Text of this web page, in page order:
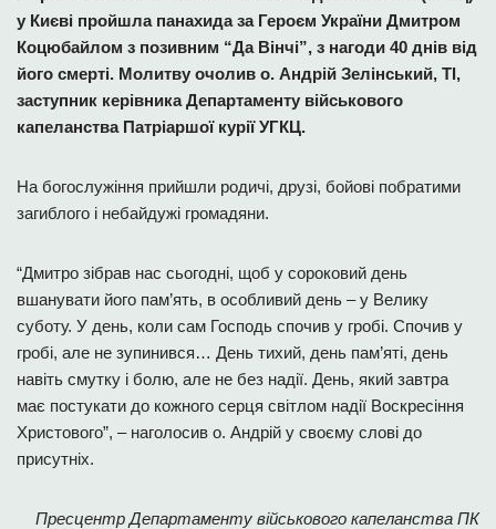
у Києві пройшла панахида за Героєм України Дмитром
Коцюбайлом з позивним “Да Вінчі”, з нагоди 40 днів від
його смерті. Молитву очолив о. Андрій Зелінський, ТІ,
заступник керівника Департаменту військового
капеланства Патріаршої курії УГКЦ.
На богослужіння прийшли родичі, друзі, бойові побратими
загиблого і небайдужі громадяни.
“Дмитро зібрав нас сьогодні, щоб у сороковий день
вшанувати його пам’ять, в особливий день – у Велику
суботу. У день, коли сам Господь спочив у гробі. Спочив у
гробі, але не зупинився… День тихий, день пам’яті, день
навіть смутку і болю, але не без надії. День, який завтра
має постукати до кожного серця світлом надії Воскресіння
Христового”, – наголосив о. Андрій у своєму слові до
присутніх.
Пресцентр Департаменту військового капеланства ПК